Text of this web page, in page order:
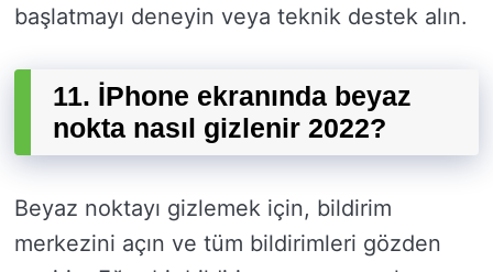
başlatmayı deneyin veya teknik destek alın.
11. İPhone ekranında beyaz
nokta nasıl gizlenir 2022?
Beyaz noktayı gizlemek için, bildirim
merkezini açın ve tüm bildirimleri gözden